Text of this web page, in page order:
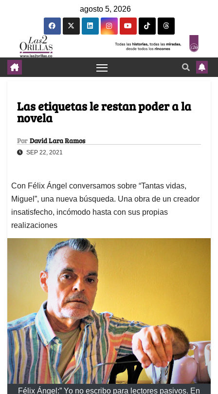
agosto 5, 2026
Las etiquetas le restan poder a la
novela
Por David Lara Ramos
SEP 22, 2021
Con Félix Ángel conversamos sobre “Tantas vidas,
Miguel”, una nueva búsqueda. Una obra de un creador
insatisfecho, incómodo hasta con sus propias
realizaciones
Félix Ángel:” Yo no escribo para lectores pasivos. En